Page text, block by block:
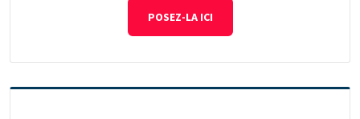
POSEZ-LA ICI